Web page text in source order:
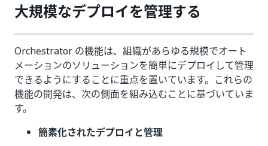
大規模なデプロイを管理する
Orchestrator の機能は、組織があらゆる規模でオート
メーションのソリューションを簡単にデプロイして管理
できるようにすることに重点を置いています。これらの
機能の開発は、次の側面を組み込むことに基づいていま
す。
簡素化されたデプロイと管理